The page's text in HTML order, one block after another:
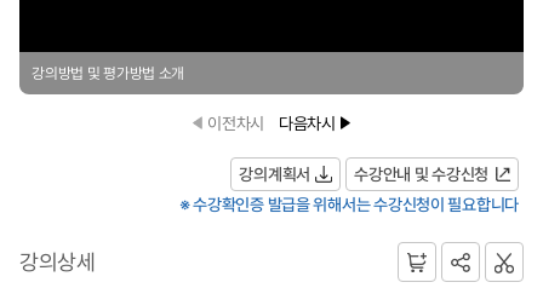
강의방법 및 평가방법 소개
이전차시 다음차시
강의계획서
수강안내 및 수강신청
※ 수강확인증 발급을 위해서는 수강신청이 필요합니다
강의상세